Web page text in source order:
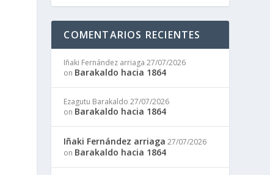
COMENTARIOS RECIENTES
Iñaki Fernández arriaga 27/07/2026
on Barakaldo hacia 1864
Ezagutu Barakaldo 27/07/2026
on Barakaldo hacia 1864
Iñaki Fernández arriaga 27/07/2026
on Barakaldo hacia 1864